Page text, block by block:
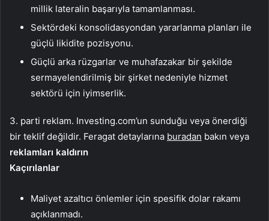
millik lateralin başarıyla tamamlanması.
Sektördeki konsolidasyondan yararlanma planları ile
güçlü likidite pozisyonu.
Güçlü arka rüzgarlar ve muhafazakar bir şekilde
sermayelendirilmiş bir şirket nedeniyle hizmet
sektörü için iyimserlik.
3. parti reklam. Investing.com’un sunduğu veya önerdiği
bir teklif değildir. Feragat detaylarına buradan bakın veya
reklamları kaldırın
Kaçırılanlar
Maliyet azaltıcı önlemler için spesifik dolar rakamı
açıklanmadı.